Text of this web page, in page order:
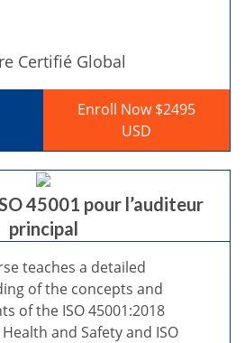
Certifié Global
Enroll Now $2495
USD
45001 pour l’auditeur
principal
teaches a detailed
of the concepts and
of the ISO 45001:2018
and Safety and ISO